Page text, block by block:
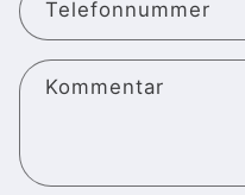
Telefonnummer
Kommentar